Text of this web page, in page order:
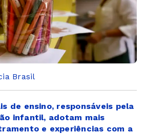
Brasil
de ensino, responsáveis pela
infantil, adotam mais
e experiências com a